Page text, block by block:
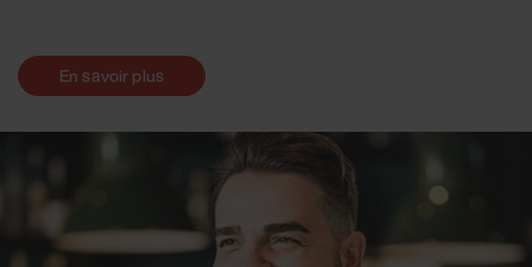
En savoir plus